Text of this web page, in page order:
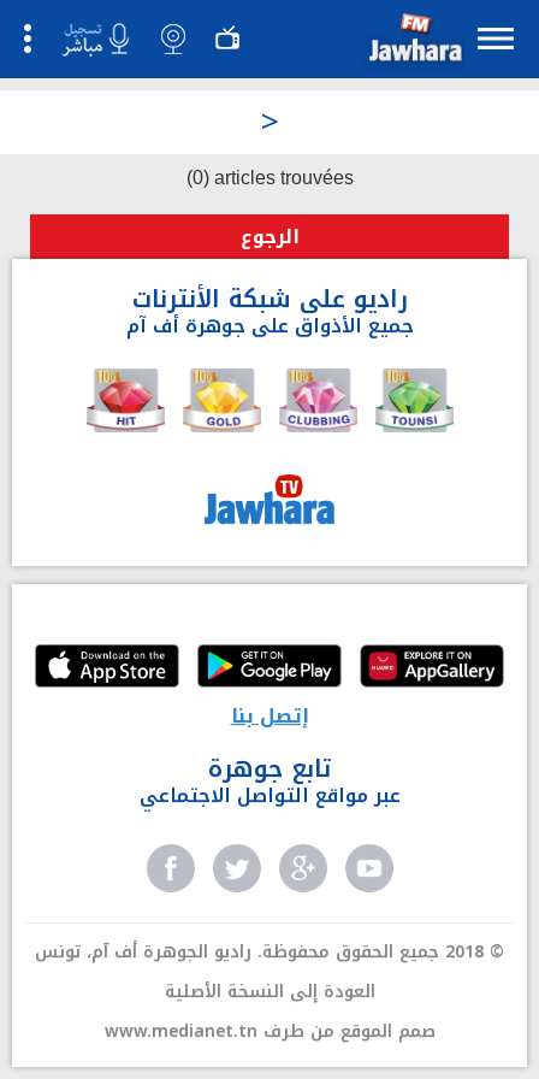
>
(0) articles trouvées
الرجوع
راديو على شبكة الأنترنات
جميع الأذواق على جوهرة أف آم
إتصل بنا
تابع جوهرة
عبر مواقع التواصل الاجتماعي
© 2018 جميع الحقوق محفوظة. راديو الجوهرة أف آم، تونس
العودة إلى النسخة الأصلية
www.medianet.tn صمم الموقع من طرف